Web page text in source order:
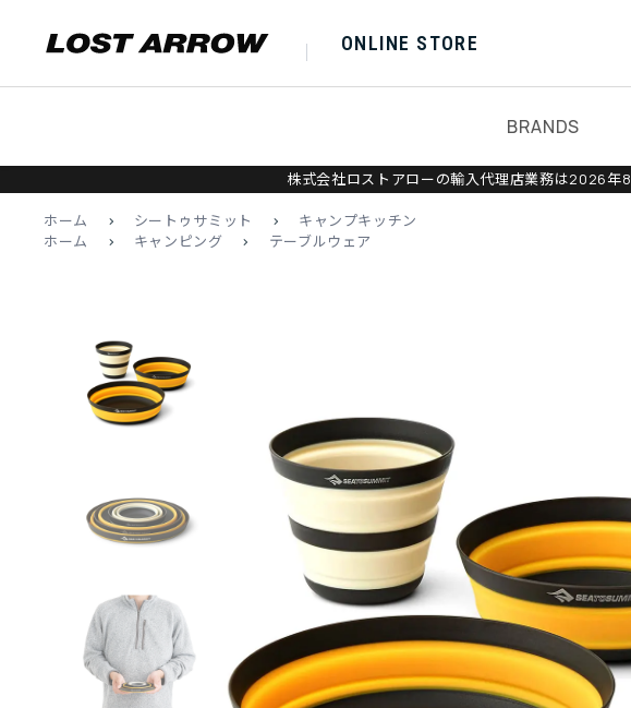
ONLINE STORE
BRANDS
株式会社ロストアローの輸入代理店業務は2026年
ホーム > シートゥサミット >
キャンプキッチン
ホーム
> キャンピング > テーブルウェア